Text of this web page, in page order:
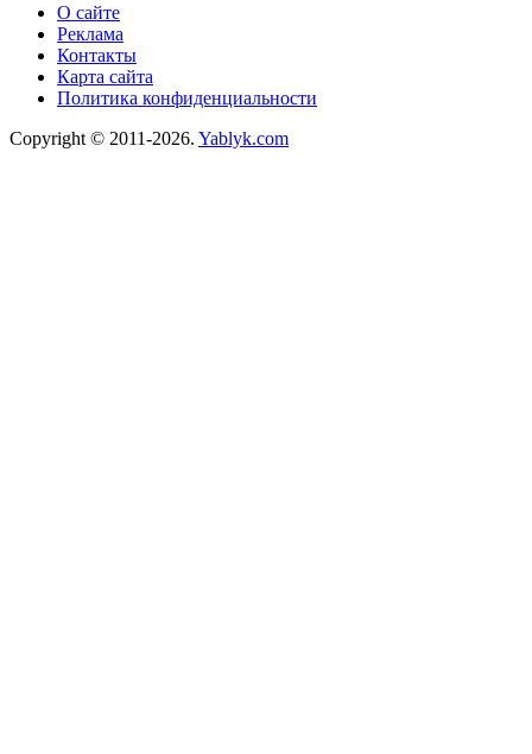
О сайте
Реклама
Контакты
Карта сайта
Политика конфиденциальности
Copyright © 2011-2026. Yablyk.сom